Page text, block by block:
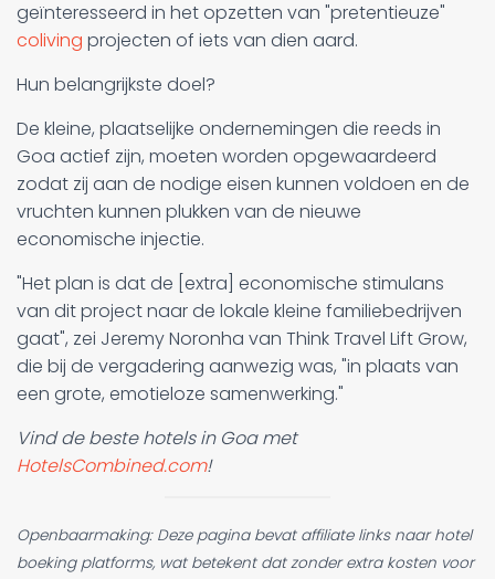
geïnteresseerd in het opzetten van "pretentieuze"
coliving projecten of iets van dien aard.
Hun belangrijkste doel?
De kleine, plaatselijke ondernemingen die reeds in
Goa actief zijn, moeten worden opgewaardeerd
zodat zij aan de nodige eisen kunnen voldoen en de
vruchten kunnen plukken van de nieuwe
economische injectie.
"Het plan is dat de [extra] economische stimulans
van dit project naar de lokale kleine familiebedrijven
gaat", zei Jeremy Noronha van Think Travel Lift Grow,
die bij de vergadering aanwezig was, "in plaats van
een grote, emotieloze samenwerking."
Vind de beste hotels in Goa met
HotelsCombined.com!
Openbaarmaking: Deze pagina bevat affiliate links naar hotel
boeking platforms, wat betekent dat zonder extra kosten voor